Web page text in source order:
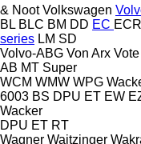
& Noot Volkswagen
BL BLC BM DD EC ECR
series LM SD
Volvo-ABG Von Arx Vote
AB MT Super
WCM WMW WPG
6003 BS DPU ET EW
Wacker
DPU ET RT
Wagner Waitzinger